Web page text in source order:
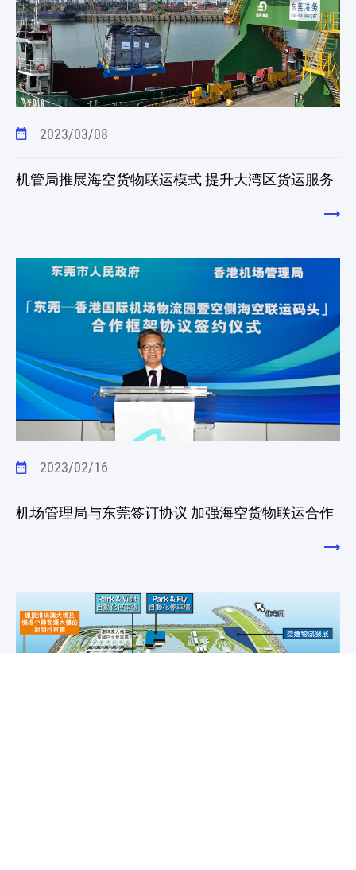
2023/03/08
机管局推展海空货物联运模式 提升大湾区货运服务
2023/02/16
机场管理局与东莞签订协议 加强海空货物联运合作